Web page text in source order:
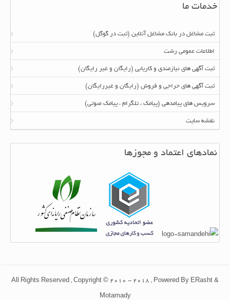
خدمات ما
ثبت مشاغل در بانک مشاغل آنلاین (ثبت در گوگل)
اطلاعات عمومی رشت
ثبت آگهی های نیازمندی و کاریابی (رایگان و غیر رایگان)
ثبت آگهی های حراجی و فروش (رایگان و غیررایگان)
سرویس های پیامدهی (پیامک ، تلگرام ، پیامک صوتی)
نقشه سایت
نمادهای اعتماد و مجوزها
All Rights Reserved , Copyright © 2010 - 2018 , Powered By ERasht &
Motamady